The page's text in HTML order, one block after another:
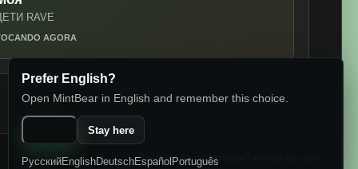
AGORA
RUSSIAN DANCE
Твоя ненормальная
Prefer English?
Open MintBear in English and remember this choice.
Stay here
РусскийEnglishDeutschEspañol Português